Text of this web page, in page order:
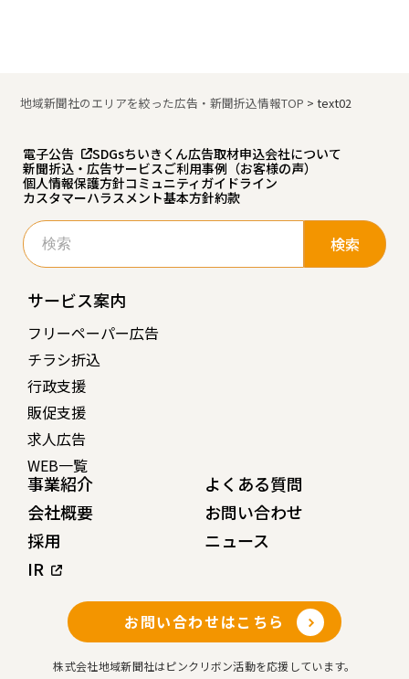
地域新聞社のエリアを絞った広告・新聞折込情報TOP >text02
電子公告 SDGsちいきくん広告取材申込会社について
新聞折込・広告サービスご利用事例（お客様の声）
個人情報保護方針コミュニティガイドライン
カスタマーハラスメント基本方針約款
検
索:
サービス案内
フリーペーパー広告
チラシ折込
行政支援
販促支援
求人広告
WEB一覧
事業紹介
会社概要
採用
IR
よくある質問
お問い合わせ
ニュース
お問い合わせはこちら
株式会社地域新聞社はピンクリボン活動を応援しています。